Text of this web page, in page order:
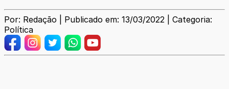
Por: Redação | Publicado em: 13/03/2022 | Categoria:
Política